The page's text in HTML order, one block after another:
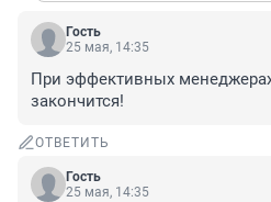
Гость
25 мая, 14:35
При эффективных
закончится!
ОТВЕТИТЬ
Гость
25 мая, 14:35